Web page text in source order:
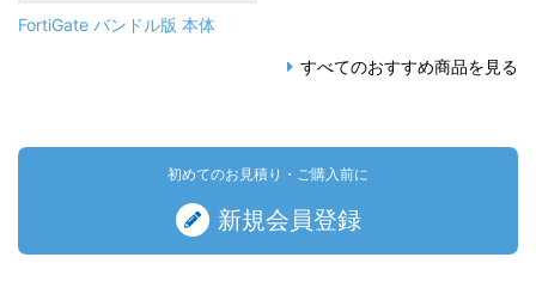
FortiGate バンドル版 本体
すべてのおすすめ商品を見る
初めてのお見積り・ご購入前に
新規会員登録